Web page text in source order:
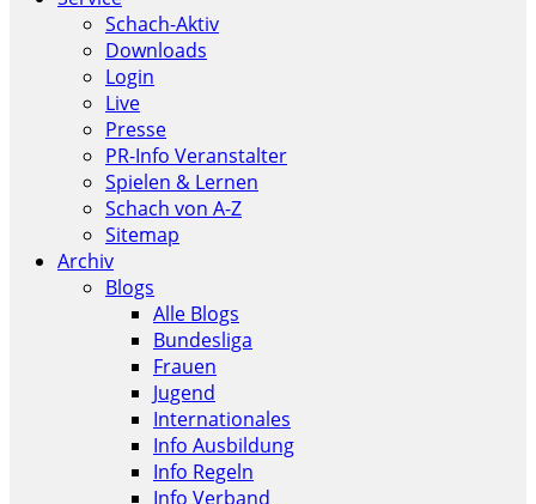
Schach-Aktiv
Downloads
Login
Live
Presse
PR-Info Veranstalter
Spielen & Lernen
Schach von A-Z
Sitemap
Archiv
Blogs
Alle Blogs
Bundesliga
Frauen
Jugend
Internationales
Info Ausbildung
Info Regeln
Info Verband